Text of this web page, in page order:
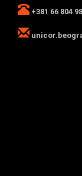
+381 66 804